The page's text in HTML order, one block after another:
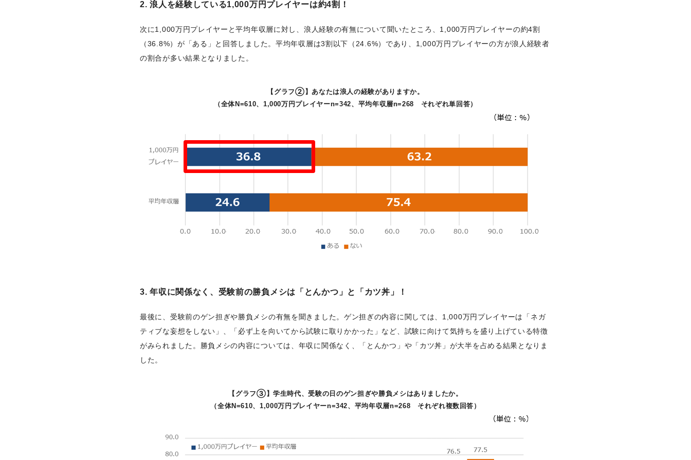
2. 浪人を経験している1,000万円プレイヤーは約4割！
次に1,000万円プレイヤーと平均年収層に対し、浪人経験の有無について聞いたところ、1,000万円プレイヤーの約4割
（36.8%）が「ある」と回答しました。平均年収層は3割以下（24.6%）であり、1,000万円プレイヤーの方が浪人経験者
の割合が多い結果となりました。
【グラフ②】あなたは浪人の経験がありますか。
（全体N=610、1,000万円プレイヤーn=342、平均年収層n=268 それぞれ単回答）
3. 年収に関係なく、受験前の勝負メシは「とんかつ」と「カツ丼」！
最後に、受験前のゲン担ぎや勝負メシの有無を聞きました。ゲン担ぎの内容に関しては、1,000万円プレイヤーは「ネガ
ティブな妄想をしない」、「必ず上を向いてから試験に取りかかった」など、試験に向けて気持ちを盛り上げている特徴
がみられました。勝負メシの内容については、年収に関係なく、「とんかつ」や「カツ丼」が大半を占める結果となりま
した。
【グラフ③】学生時代、受験の日のゲン担ぎや勝負メシはありましたか。
（全体N=610、1,000万円プレイヤーn=342、平均年収層n=268 それぞれ複数回答）